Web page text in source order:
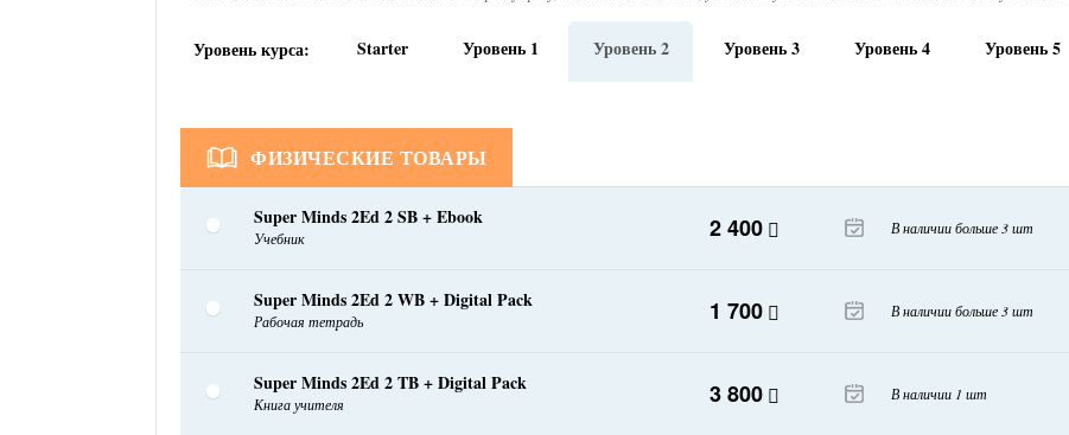
Уровень курса: Starter Уровень 1 Уровень 2 Уровень 3 Уровень 4 Уровень 5
ФИЗИЧЕСКИЕ ТОВАРЫ
Super Minds 2Ed 2 SB + Ebook
Учебник 2 400 В наличии больше 3 шт
Super Minds 2Ed 2 WB + Digital Pack
Рабочая тетрадь 1 700 В наличии больше 3 шт
Super Minds 2Ed 2 TB + Digital Pack
Книга учителя 3 800 В наличии 1 шт